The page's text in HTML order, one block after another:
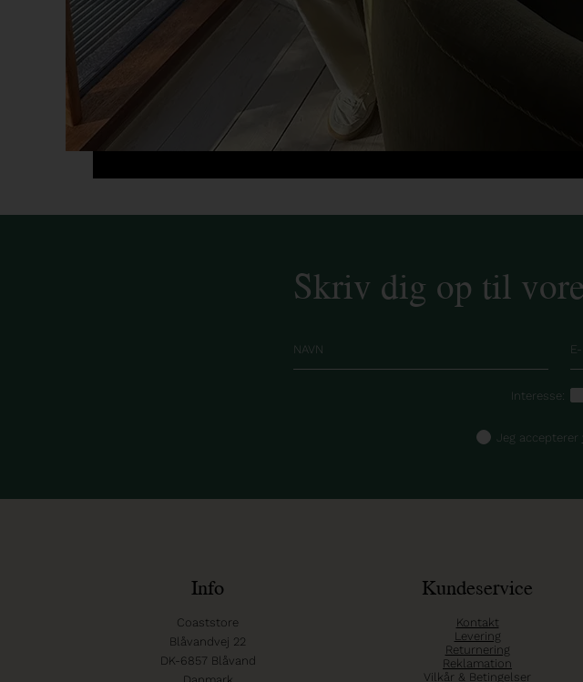
Skriv dig op til
Interesse:
Jeg accepterer
Info
Coaststore
Blåvandvej 22
DK-6857 Blåvand
Kundeservice
Kontakt
Levering
Returnering
Reklamation
Vilkår & Betingelser